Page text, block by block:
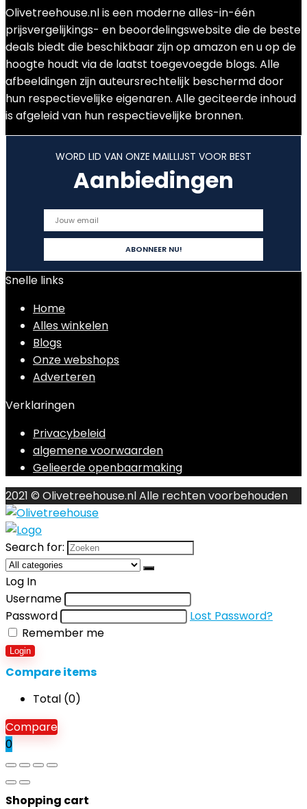
Olivetreehouse.nl is een moderne alles-in-één
prijsvergelijkings- en beoordelingswebsite die de beste
deals biedt die beschikbaar zijn op amazon en u op de
hoogte houdt via de laatst toegevoegde blogs. Alle
afbeeldingen zijn auteursrechtelijk beschermd door
hun respectievelijke eigenaren. Alle geciteerde inhoud
is afgeleid van hun respectievelijke bronnen.
WORD LID VAN ONZE MAILLIJST VOOR BEST
Aanbiedingen
Snelle links
Home
Alles winkelen
Blogs
Onze webshops
Adverteren
Verklaringen
Privacybeleid
algemene voorwaarden
Gelieerde openbaarmaking
2021 © Olivetreehouse.nl Alle rechten voorbehouden
Search for:
Log In
Username
Password
Lost Password?
Remember me
Login
Compare items
Total (0)
Compare
0
Shopping cart